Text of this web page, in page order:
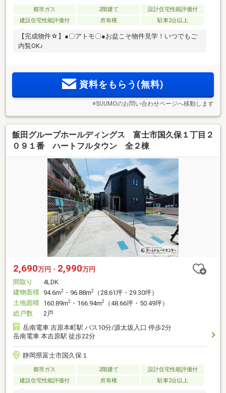
都市ガス 2階建て
設計住宅性能評価付
建設住宅性能評価付
所有権 駐車2台以上
【完成物件☆】●〇アトモ〇●お盆こそ物件見学！いつでもご
内覧OK♪
資料をもらう(無料)
※SUUMOのお問い合わせページへ移動します
飯田グループホールディングス 富士市国久保１丁目２
０９１番 ハートフルタウン 全２棟
2,690万円・ 2,990万円
間取り
4LDK
建物面積 94.6m2 ・96.88m2
（28.61坪・29.30坪）
土地面積 160.89m2 ・166.94m2
（48.66坪・50.49坪）
総戸数
2戸
岳南電車 吉原本町駅 バス10分/源太坂入口 停歩2分
岳南電車 本吉原駅 徒歩22分
静岡県富士市国久保１
都市ガス 2階建て
設計住宅性能評価付
建設住宅性能評価付
所有権 駐車2台以上